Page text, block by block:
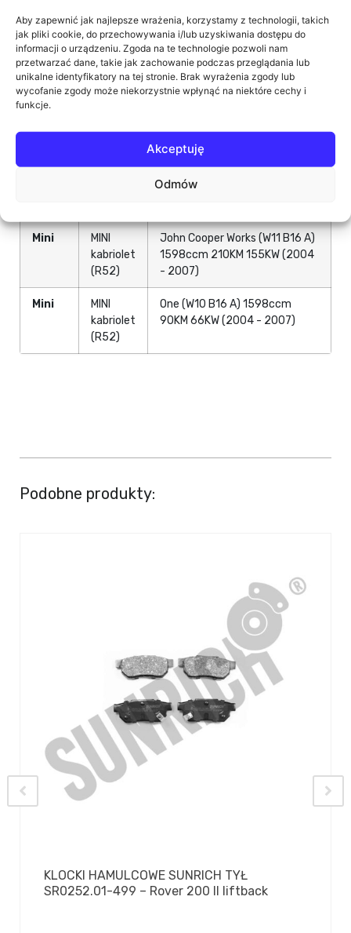
Aby zapewnić jak najlepsze wrażenia, korzystamy z technologii, takich
jak pliki cookie, do przechowywania i/lub uzyskiwania dostępu do
informacji o urządzeniu. Zgoda na te technologie pozwoli nam
przetwarzać dane, takie jak zachowanie podczas przeglądania lub
unikalne identyfikatory na tej stronie. Brak wyrażenia zgody lub
wycofanie zgody może niekorzystnie wpłynąć na niektóre cechy i
funkcje.
Akceptuję
Odmów
Mini
MINI
kabriolet
(R52)
Cooper (W10 B16 A) 1598ccm
116KM 85KW (2004 - 2008)
Mini
170KM 125KW (2004 - 2007)
Mini
MINI
kabriolet
(R52)
John Cooper Works (W11 B16 A)
1598ccm 210KM 155KW (2004
- 2007)
Mini
MINI
kabriolet
(R52)
One (W10 B16 A) 1598ccm
90KM 66KW (2004 - 2007)
Podobne produkty:
KLOCKI HAMULCOWE SUNRICH TYŁ
SR0252.01-499 – Rover 200 II liftback